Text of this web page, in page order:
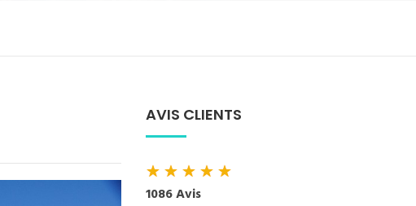
AVIS CLIENTS
★★★★★
1086 Avis